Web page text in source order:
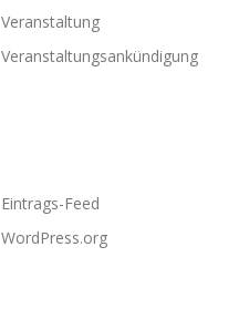
Veranstaltung
Veranstaltungsankündigung
Eintrags-Feed
WordPress.org